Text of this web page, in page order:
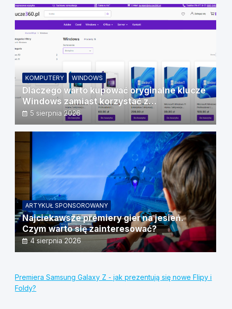
KOMPUTERY WINDOWS
Dlaczego warto kupować oryginalne klucze
Windows zamiast korzystać z
nieautoryzowanych źródeł?
5 sierpnia 2026
ARTYKUŁ SPONSOROWANY
Najciekawsze premiery gier na jesień.
Czym warto się zainteresować?
4 sierpnia 2026
Premiera Samsung Galaxy Z - jak prezentują się nowe Flipy i
Foldy?